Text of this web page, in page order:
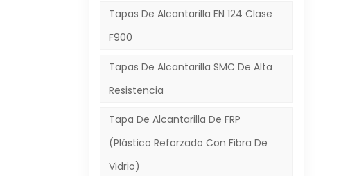
Tapas De Alcantarilla EN 124 Clase
F900
Tapas De Alcantarilla SMC De Alta
Resistencia
Tapa De Alcantarilla De FRP
(plástico Reforzado Con Fibra De
Vidrio)